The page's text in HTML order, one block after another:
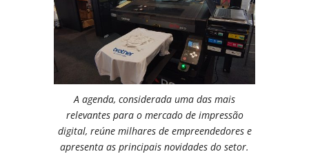
A agenda, considerada uma das mais
relevantes para o mercado de impressão
digital, reúne milhares de empreendedores e
apresenta as principais novidades do setor.